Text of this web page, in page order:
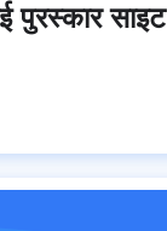
पुरस्कार साइट